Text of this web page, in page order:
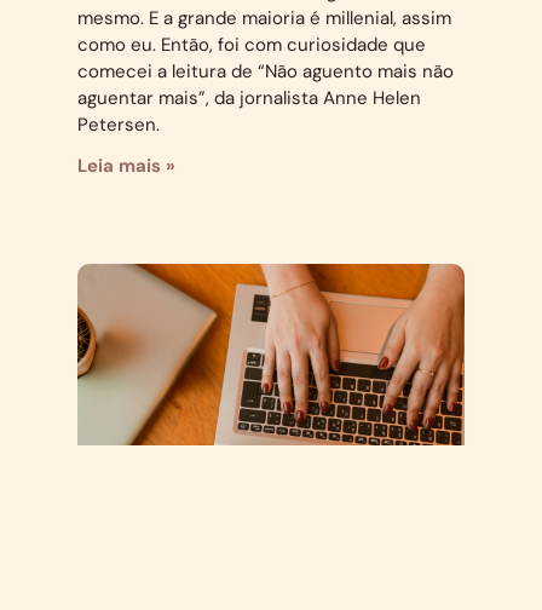
mesmo. E a grande maioria é millenial, assim
como eu. Então, foi com curiosidade que
comecei a leitura de “Não aguento mais não
aguentar mais”, da jornalista Anne Helen
Petersen.
Leia mais »